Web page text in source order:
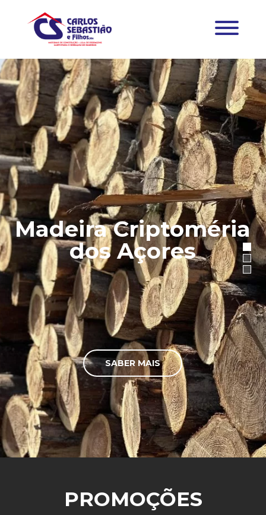
Madeira Criptoméria
dos Açores
SABER MAIS
PROMOÇÕES